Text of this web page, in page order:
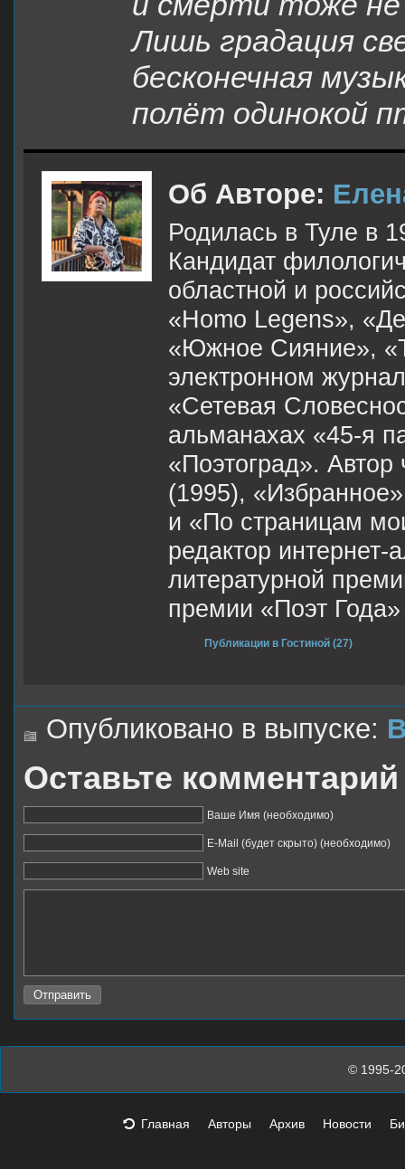
Лишь градация
бесконечная
полёт одинокой
Об Авторе:
Родилась в Туле в
Кандидат
областной и
«Homo Legens»,
«Южное Сияние»,
электронном
«Сетевая
альманахах «45-я
«Поэтоград».
(1995),
и «По страницам
редактор
литературной
премии «Поэт
Публикации в Гостиной (27)
Опубликовано в выпуске:
Оставьте комментарий
Ваше Имя (необходимо)
E-Mail (будет скрыто) (необходимо)
Web site
© 1995-
Главная Авторы Архив Новости